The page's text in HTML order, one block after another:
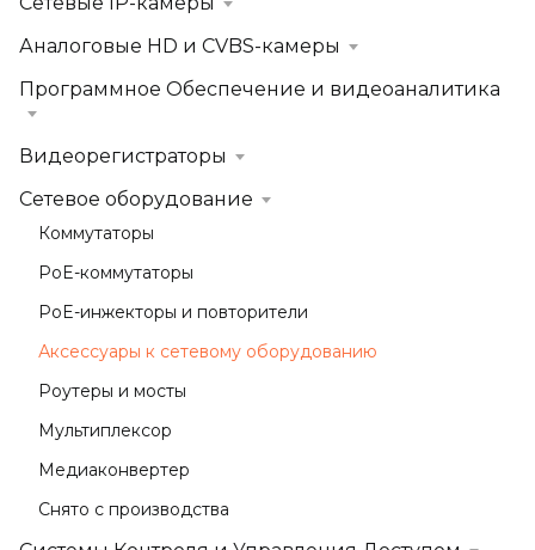
Аналоговые HD и CVBS-камеры
Программное Обеспечение и видеоаналитика
Видеорегистраторы
Сетевое оборудование
Коммутаторы
PoE-коммутаторы
PoE-инжекторы и повторители
Аксессуары к сетевому оборудованию
Роутеры и мосты
Мультиплексор
Медиаконвертер
Снято с производства